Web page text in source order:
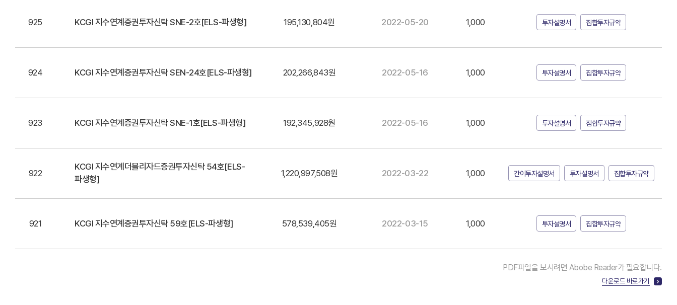
925 KCGI 지수연계증권투자신탁 SNE-2호[ELS-파생형] 195,130,804원 2022-05-20 1,000 투자설명서 집합투자규약
924 KCGI 지수연계증권투자신탁 SEN-24호[ELS-파생형] 202,266,843원 2022-05-16 1,000 투자설명서 집합투자규약
923 KCGI 지수연계증권투자신탁 SNE-1호[ELS-파생형] 192,345,928원 2022-05-16 1,000 투자설명서 집합투자규약
922
KCGI 지수연계더블리자드증권투자신탁 54호[ELS-
파생형]
1,220,997,508원 2022-03-22 1,000 간이투자설명서 투자설명서 집합투자규약
921 KCGI 지수연계증권투자신탁 59호[ELS-파생형] 578,539,405원 2022-03-15 1,000 투자설명서 집합투자규약
PDF파일을 보시려면 Abobe Reader가 필요합니다.
다운로드 바로가기